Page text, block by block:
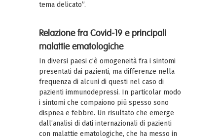
tema delicato”.
Relazione fra Covid-19 e principali
malattie ematologiche
In diversi paesi c’è omogeneità fra i sintomi
presentati dai pazienti, ma differenze nella
frequenza di alcuni di questi nel caso di
pazienti immunodepressi. In particolar modo
i sintomi che compaiono più spesso sono
dispnea e febbre. Un risultato che emerge
dall’analisi di dati internazionali di pazienti
con malattie ematologiche, che ha messo in